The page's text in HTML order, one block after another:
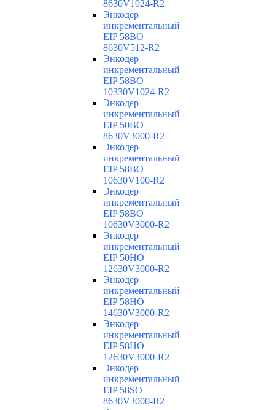
8630V1024-R2
Энкодер
инкрементальный
EIP 58BO
8630V512-R2
Энкодер
инкрементальный
EIP 58BO
10330V1024-R2
Энкодер
инкрементальный
EIP 50BO
8630V3000-R2
Энкодер
инкрементальный
EIP 58BO
10630V100-R2
Энкодер
инкрементальный
EIP 58BO
10630V3000-R2
Энкодер
инкрементальный
EIP 50HO
12630V3000-R2
Энкодер
инкрементальный
EIP 58HO
14630V3000-R2
Энкодер
инкрементальный
EIP 58HO
12630V3000-R2
Энкодер
инкрементальный
EIP 58SO
8630V3000-R2